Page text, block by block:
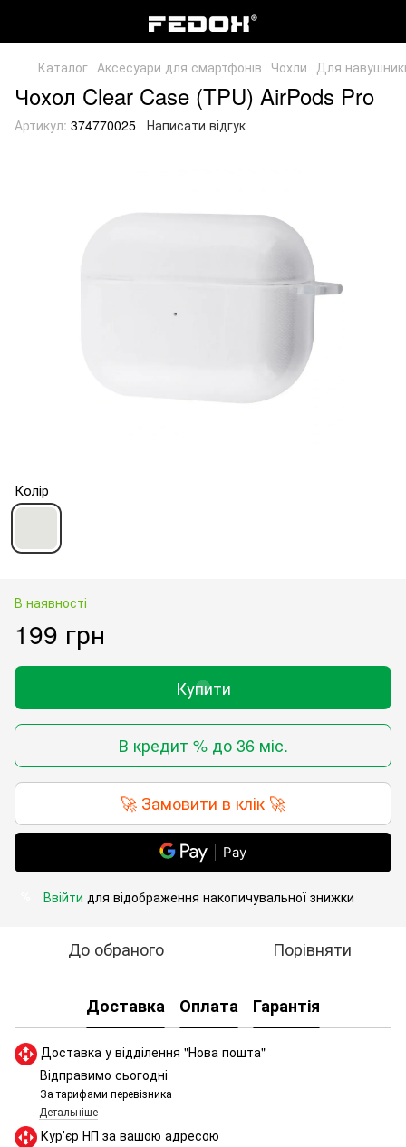
Каталог Аксесуари для смартфонів Чохли Для
Чохол Clear Case (TPU) AirPods Pro
Артикул: 374770025 Написати відгук
Колір
В наявності
199 грн
Купити
В кредит % до 36 міс.
🚀 Замовити в клік 🚀
Pay
Ввійти для відображення накопичувальної знижки
До обраного Порівняти
Доставка Оплата Гарантія
Доставка у відділення "Нова пошта"
Відправимо сьогодні
За тарифами перевізника
Детальніше
Курʼєр НП за вашою адресою